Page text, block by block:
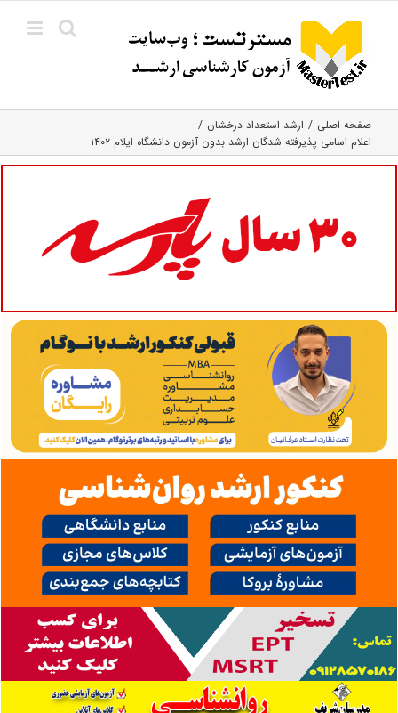
content
صفحه اصلی
ارشد استعداد درخشان
اعلام اسامی پذیرفته شدگان ارشد بدون آزمون دانشگاه ایلام ۱۴۰۲